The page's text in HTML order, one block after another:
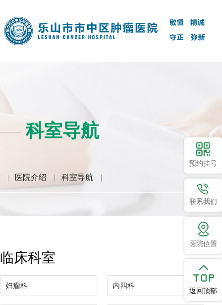
科室导航
| 医院介绍 | 科室导航 |
临床科室
妇瘤科 内四科
预约挂号
联系我们
医院位置
返回顶部